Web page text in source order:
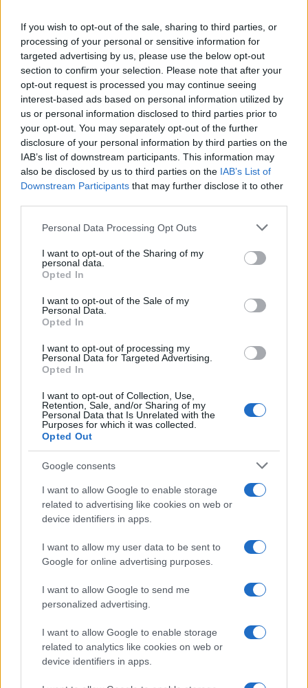
If you wish to opt-out of the sale, sharing to third parties, or
processing of your personal or sensitive information for
targeted advertising by us, please use the below opt-out
section to confirm your selection. Please note that after your
opt-out request is processed you may continue seeing
interest-based ads based on personal information utilized by
us or personal information disclosed to third parties prior to
your opt-out. You may separately opt-out of the further
disclosure of your personal information by third parties on the
IAB’s list of downstream participants. This information may
also be disclosed by us to third parties on the IAB’s List of
Downstream Participants that may further disclose it to other
Please note that this website/app uses one or more Google
not limited to your visit or usage behaviour. You may click to
grant or deny consent to Google and its third-party tags to
use your data for below specified purposes in below Google
consent section.
Personal Data Processing Opt Outs
I want to opt-out of the Sharing of my
personal data.
Opted In
I want to opt-out of the Sale of my
Personal Data.
Opted In
I want to opt-out of processing my
Personal Data for Targeted Advertising.
Opted In
I want to opt-out of Collection, Use,
Retention, Sale, and/or Sharing of my
Personal Data that Is Unrelated with the
Purposes for which it was collected.
Opted Out
Google consents
I want to allow Google to enable storage
related to advertising like cookies on web or
device identifiers in apps.
I want to allow my user data to be sent to
Google for online advertising purposes.
I want to allow Google to send me
personalized advertising.
I want to allow Google to enable storage
related to analytics like cookies on web or
device identifiers in apps.
have per ogni occasione! ✨🔥
AUTORE
Staff
Continua a leggere
PEOPLE